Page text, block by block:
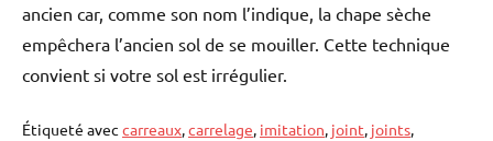
ancien car, comme son nom l’indique, la chape sèche
empêchera l’ancien sol de se mouiller. Cette technique
convient si votre sol est irrégulier.
Étiqueté avec carreaux,carrelage, imitation, joint, joints,